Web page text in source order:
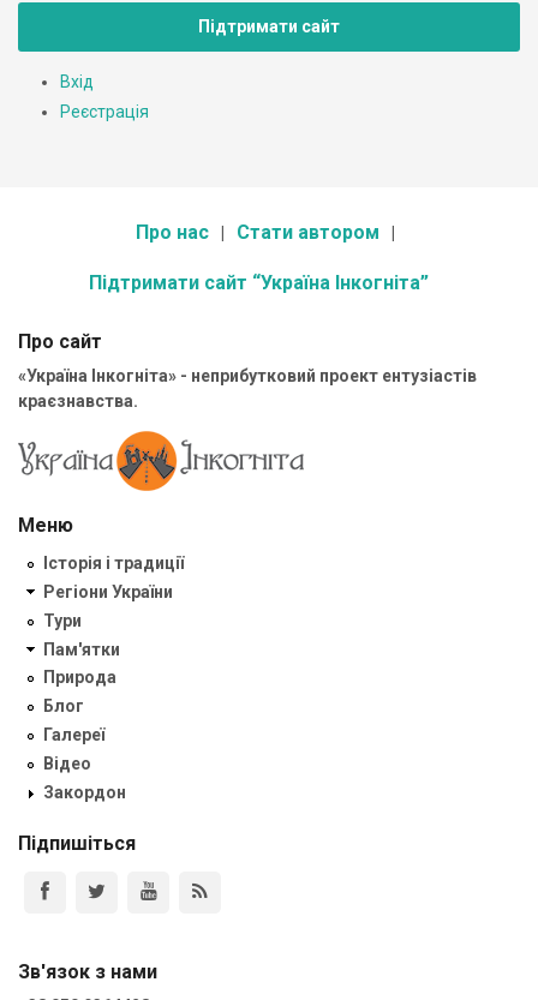
Підтримати сайт
Вхід
Реєстрація
Про нас Стати автором
Підтримати сайт “Україна Інкогніта”
Про сайт
«Україна Інкогніта» - неприбутковий проект ентузіастів
краєзнавства.
Меню
Історія і традиції
Регіони України
Тури
Пам'ятки
Природа
Блог
Галереї
Відео
Закордон
Підпишіться
Зв'язок з нами